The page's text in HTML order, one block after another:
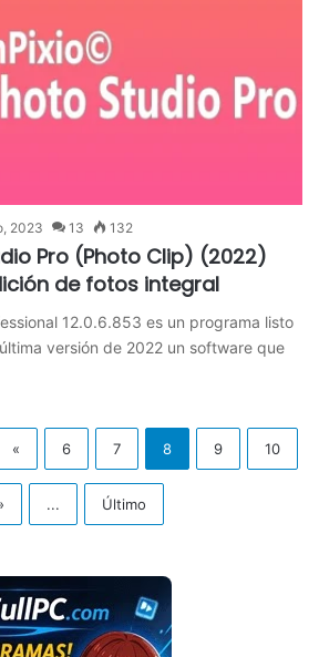
2023 13 132
Pro (Photo Clip) (2022)
de fotos integral
12.0.6.853 es un programa listo
versión de 2022 un software que
« 6 7 8 9 10
... Último